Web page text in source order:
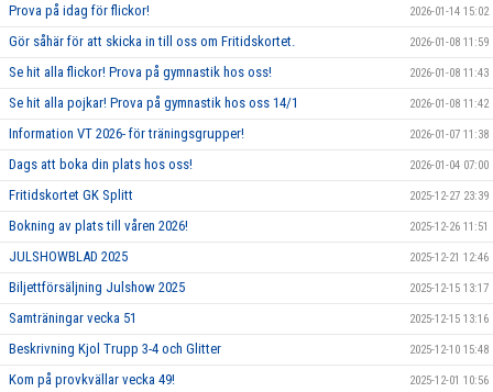
Prova på idag för flickor! 2026-01-14 15:02
Gör såhär för att skicka in till oss om Fritidskortet. 2026-01-08 11:59
Se hit alla flickor! Prova på gymnastik hos oss! 2026-01-08 11:43
Se hit alla pojkar! Prova på gymnastik hos oss 14/1 2026-01-08 11:42
Information VT 2026- för träningsgrupper! 2026-01-07 11:38
Dags att boka din plats hos oss! 2026-01-04 07:00
Fritidskortet GK Splitt 2025-12-27 23:39
Bokning av plats till våren 2026! 2025-12-26 11:51
JULSHOWBLAD 2025 2025-12-21 12:46
Biljettförsäljning Julshow 2025 2025-12-15 13:17
Samträningar vecka 51 2025-12-15 13:16
Beskrivning Kjol Trupp 3-4 och Glitter 2025-12-10 15:48
Kom på provkvällar vecka 49! 2025-12-01 10:56